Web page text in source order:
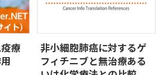
療
非小細胞肺癌に対するゲ
フィチニブと無治療ある